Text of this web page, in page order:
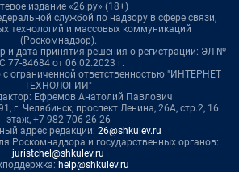
издание «26.ру» (18+)
службой по надзору в сфере связи,
технологий и массовых коммуникаций
(Роскомнадзор).
и дата принятия решения о регистрации: ЭЛ №
77-84684 от 06.02.2023 г.
ограниченной ответственностью "ИНТЕРНЕТ
ТЕХНОЛОГИИ"
Ефремов Анатолий Павлович
г. Челябинск, проспект Ленина, 26А, стр.2, 16
этаж, +7-982-706-26-26
адрес редакции: 26@shkulev.ru
Роскомнадзора и государственных органов:
juristchel@shkulev.ru
help@shkulev.ru